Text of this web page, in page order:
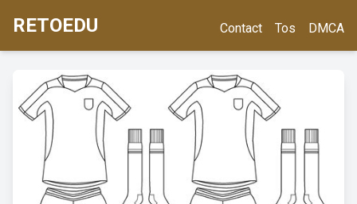
RETOEDU Contact Tos DMCA